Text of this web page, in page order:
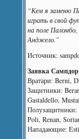
“Кем я заменю
играть в свой
на поле
Анджело.”
Источник:
Заявка
Вратари: Berni,
Защитники:
Gastaldello,
Полузащитники:
Poli, Renan,
Нападающие: